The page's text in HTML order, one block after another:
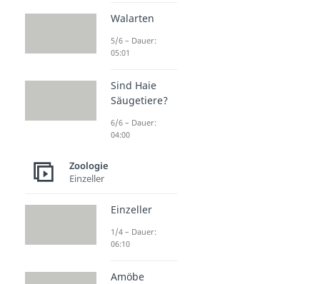
Walarten
5/6 – Dauer:
05:01
Sind Haie
Säugetiere?
6/6 – Dauer:
04:00
Zoologie
Einzeller
Einzeller
1/4 – Dauer:
06:10
Amöbe